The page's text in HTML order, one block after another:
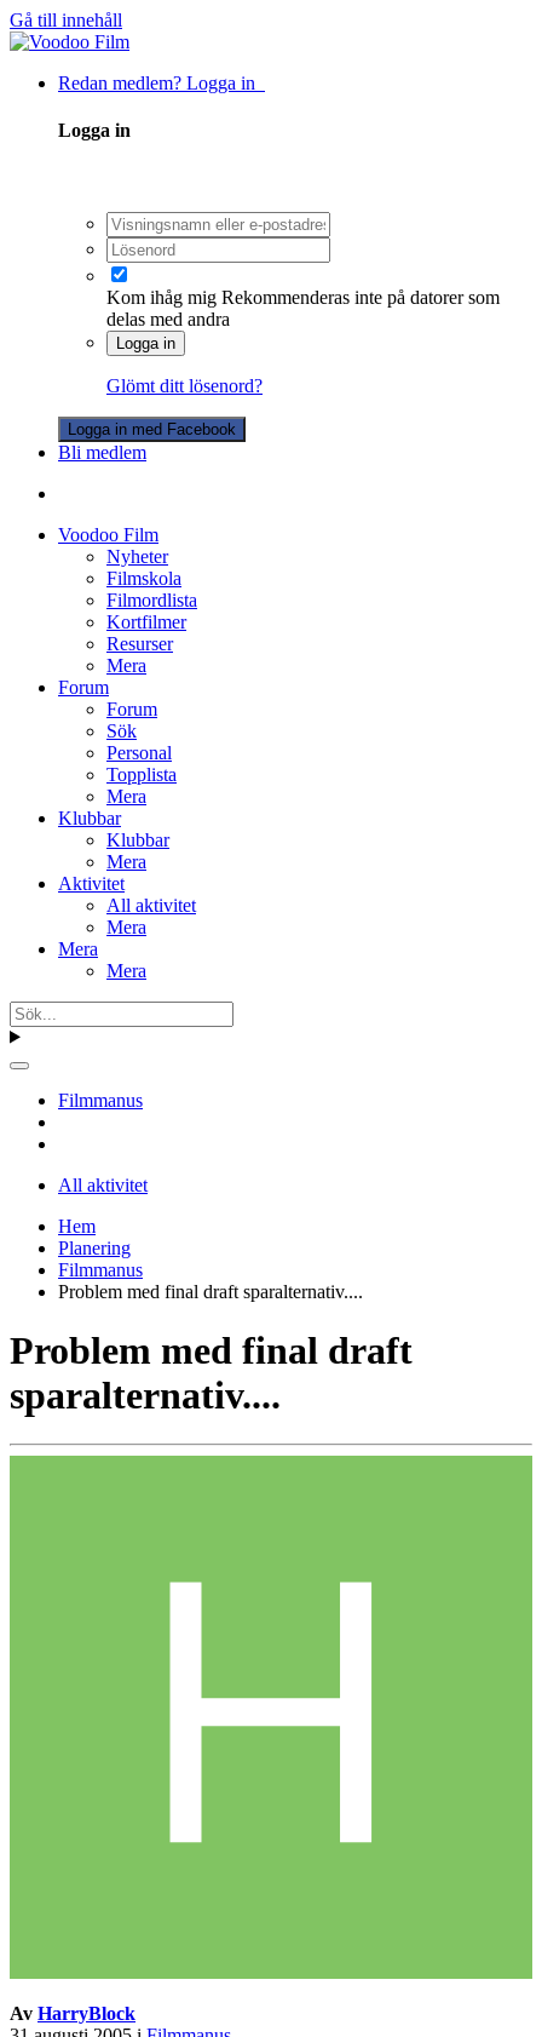
Gå till innehåll
Redan medlem? Logga in
Logga in
Kom ihåg mig Rekommenderas inte på datorer som
delas med andra
Logga in
Glömt ditt lösenord?
Logga in med Facebook
Bli medlem
Voodoo Film
Nyheter
Filmskola
Filmordlista
Kortfilmer
Resurser
Mera
Forum
Forum
Sök
Personal
Topplista
Mera
Klubbar
Klubbar
Mera
Aktivitet
All aktivitet
Mera
Mera
Mera
Filmmanus
All aktivitet
Hem
Planering
Filmmanus
Problem med final draft sparalternativ....
Problem med final draft
sparalternativ....
Av HarryBlock